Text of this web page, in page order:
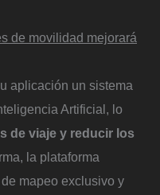
de movilidad mejorará
aplicación un sistema
Artificial, lo
de viaje y reducir los
la plataforma
mapeo exclusivo y